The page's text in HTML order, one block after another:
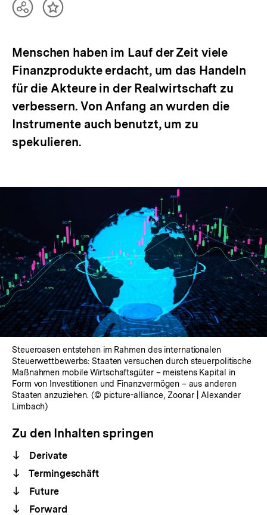
TeilenInhalt
Menschen haben im Lauf der Zeit viele
Finanzprodukte erdacht, um das Handeln
für die Akteure in der Realwirtschaft zu
verbessern. Von Anfang an wurden die
Instrumente auch benutzt, um zu
spekulieren.
Steueroasen entstehen im Rahmen des internationalen
Steuerwettbewerbs: Staaten versuchen durch steuerpolitische
Maßnahmen mobile Wirtschaftsgüter – meistens Kapital in
Form von Investitionen und Finanzvermögen – aus anderen
Staaten anzuziehen. (© picture-alliance, Zoonar | Alexander
Limbach)
Zu den Inhalten springen
Derivate
Termingeschäft
Future
Forward